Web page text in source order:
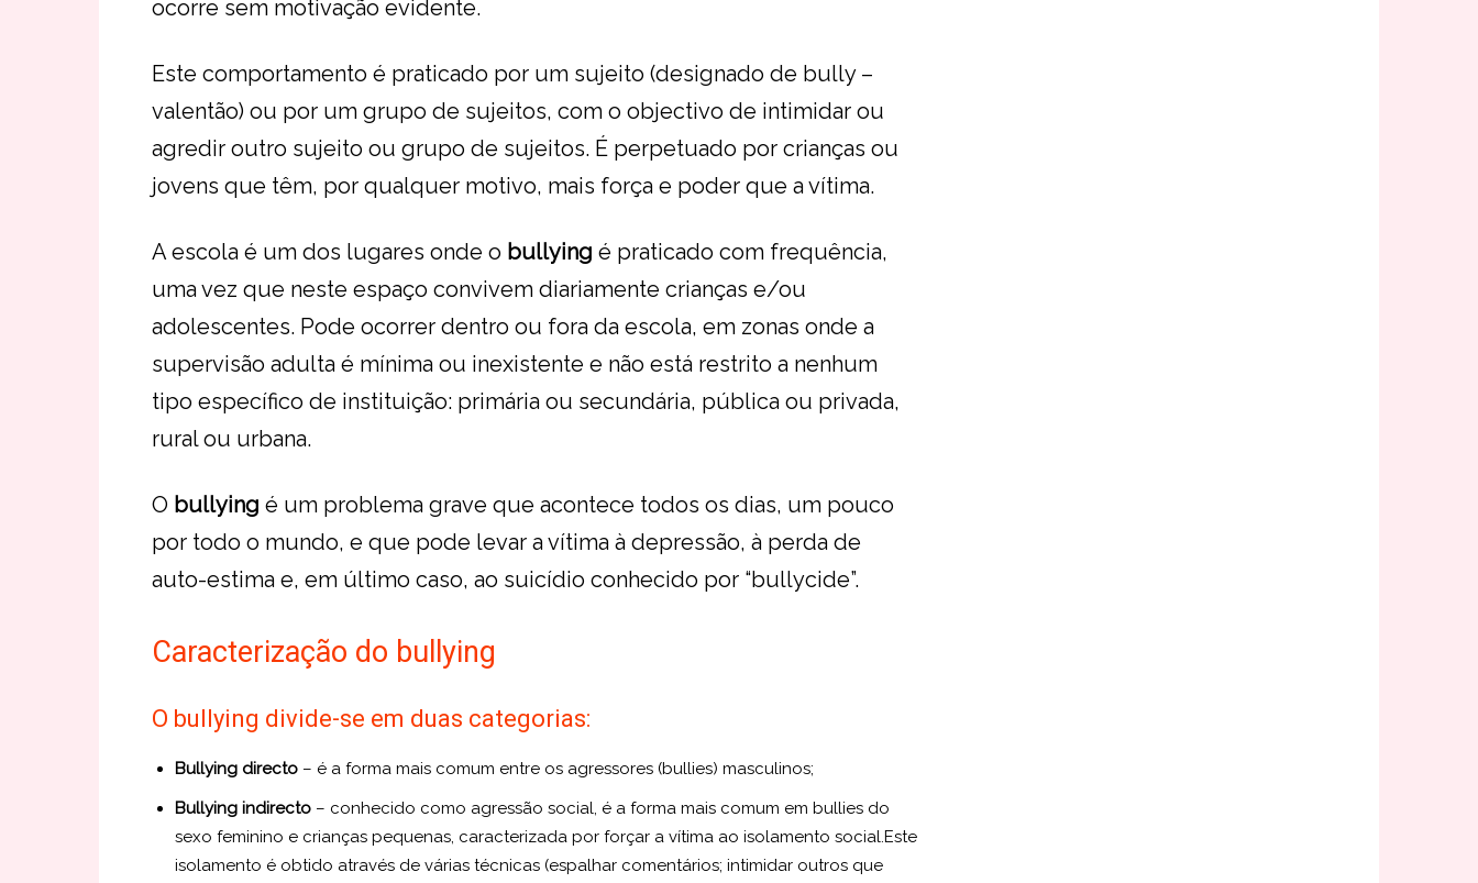
ocorre sem motivação evidente.
Este comportamento é praticado por um sujeito (designado de bully –
valentão) ou por um grupo de sujeitos, com o objectivo de intimidar ou
agredir outro sujeito ou grupo de sujeitos. É perpetuado por crianças ou
jovens que têm, por qualquer motivo, mais força e poder que a vítima.
A escola é um dos lugares onde o bullying é praticado com frequência,
uma vez que neste espaço convivem diariamente crianças e/ou
adolescentes. Pode ocorrer dentro ou fora da escola, em zonas onde a
supervisão adulta é mínima ou inexistente e não está restrito a nenhum
tipo específico de instituição: primária ou secundária, pública ou privada,
rural ou urbana.
O bullying é um problema grave que acontece todos os dias, um pouco
por todo o mundo, e que pode levar a vítima à depressão, à perda de
auto-estima e, em último caso, ao suicídio conhecido por “bullycide”.
Caracterização do bullying
O bullying divide-se em duas categorias:
Bullying directo – é a forma mais comum entre os agressores (bullies) masculinos;
Bullying indirecto – conhecido como agressão social, é a forma mais comum em bullies do
sexo feminino e crianças pequenas, caracterizada por forçar a vítima ao isolamento social.Este
isolamento é obtido através de várias técnicas (espalhar comentários; intimidar outros que